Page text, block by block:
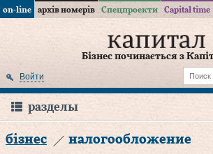
on-line архів номерів Спецпроекти Capital time
Бізнес починається з
Войти
разделы
бізнес налогообложение